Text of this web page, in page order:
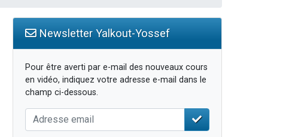
Newsletter Yalkout-Yossef
Pour être averti par e-mail des nouveaux cours
en vidéo, indiquez votre adresse e-mail dans le
champ ci-dessous.